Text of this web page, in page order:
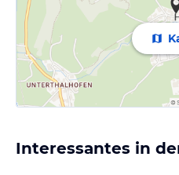
Interessantes in